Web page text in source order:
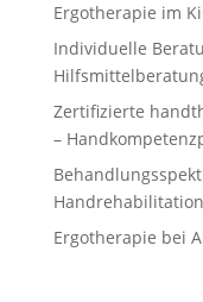
Ergotherapie im
Individuelle
Zertifizierte
–
Handrehabilitation
Ergotherapie bei